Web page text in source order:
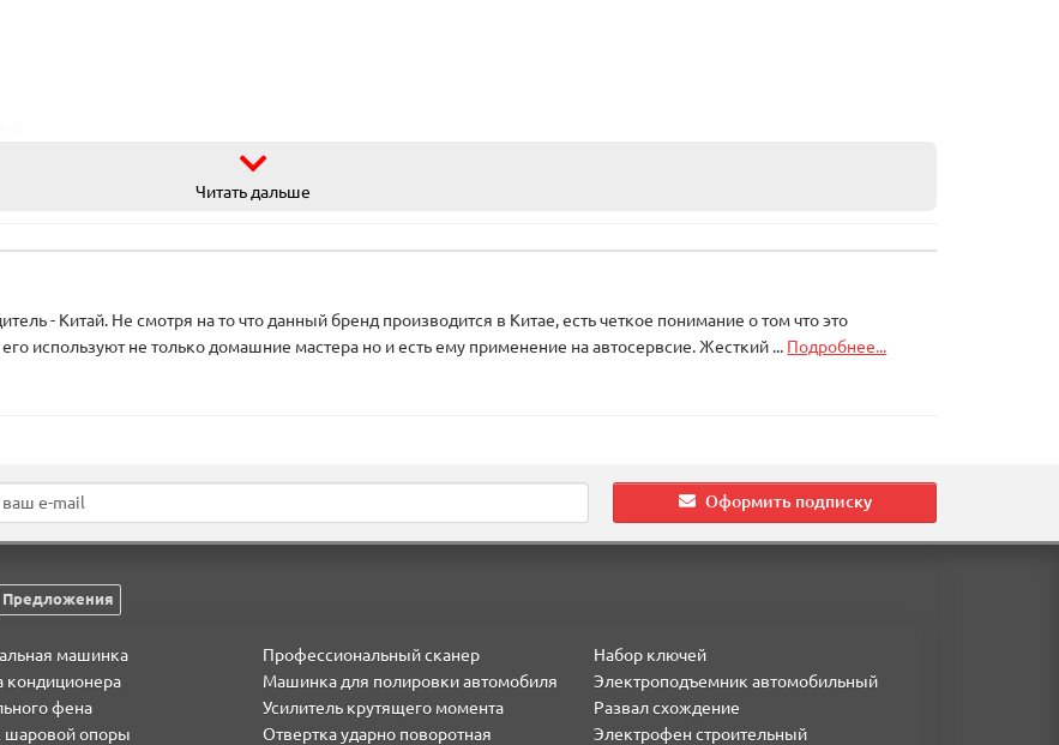
Читать дальше
- Китай. Не смотря на то что данный бренд производится в Китае, есть четкое понимание о том что это
используют не только домашние мастера но и есть ему применение на автосервсие. Жесткий ... Подробнее...
Оформить подписку
Предложения
машинка
кондиционера
фена
шаровой опоры
Профессиональный сканер
Машинка для полировки автомобиля
Усилитель крутящего момента
Отвертка ударно поворотная
Набор ключей
Электроподъемник автомобильный
Развал схождение
Электрофен строительный